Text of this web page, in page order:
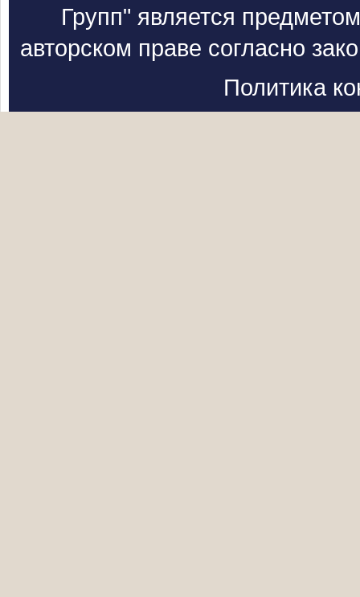
Групп" является
авторском праве согласно
Политика